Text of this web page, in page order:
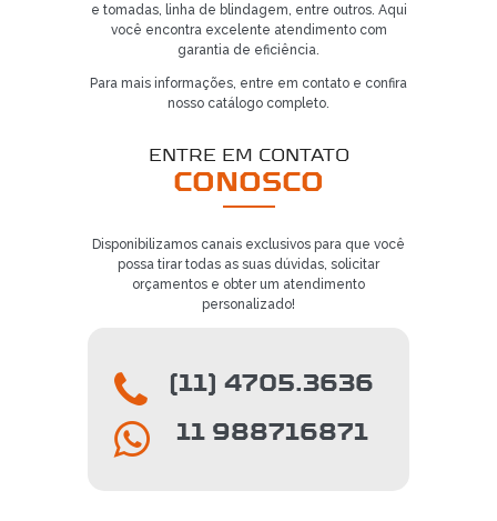
e tomadas, linha de blindagem, entre outros. Aqui
você encontra excelente atendimento com
garantia de eficiência.
Para mais informações, entre em contato e confira
nosso catálogo completo.
ENTRE EM CONTATO
CONOSCO
Disponibilizamos canais exclusivos para que você
possa tirar todas as suas dúvidas, solicitar
orçamentos e obter um atendimento
personalizado!
(11) 4705.3636
11 988716871